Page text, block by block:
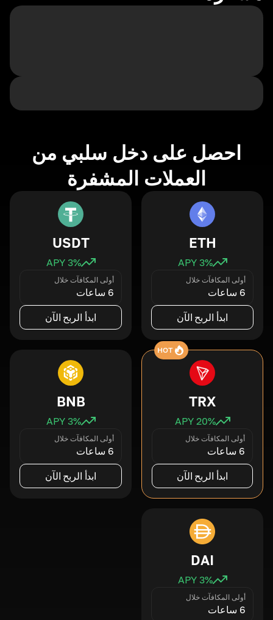
احصل على دخل سلبي من
العملات المشفرة
ETH
3% APY
أولى المكافآت خلال
6 ساعات
ابدأ الربح الآن
USDT
3% APY
أولى المكافآت خلال
6 ساعات
ابدأ الربح الآن
HOT
TRX
20% APY
أولى المكافآت خلال
6 ساعات
ابدأ الربح الآن
BNB
3% APY
أولى المكافآت خلال
6 ساعات
ابدأ الربح الآن
DAI
3% APY
أولى المكافآت خلال
6 ساعات